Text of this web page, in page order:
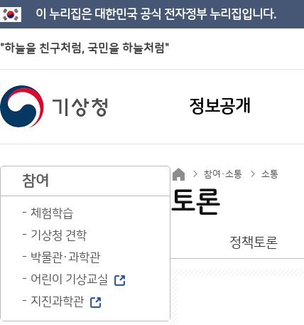
이 누리집은 대한민국 공식 전자정부 누리집입니다.
"하늘을 친구처럼, 국민을 하늘처럼"
정보공개
참여
체험학습
기상청 견학
박물관·과학관
어린이 기상교실
지진과학관
참여·소통 소통
토론
정책토론